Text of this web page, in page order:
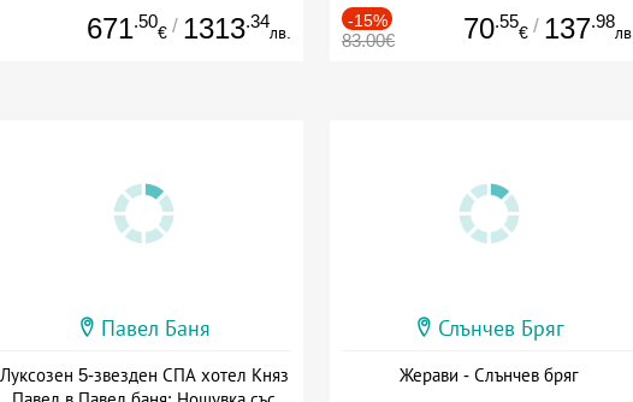
671.50
€ / 1313.34
лв.
-15%
83.00€ 70.55
€ / 137.98
лв.
Павел Баня
Луксозен 5-звезден СПА хотел Княз
Слънчев Бряг
Жерави - Слънчев бряг